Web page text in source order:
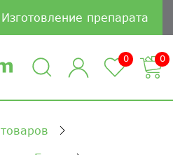
Изготовление препарата
0 0